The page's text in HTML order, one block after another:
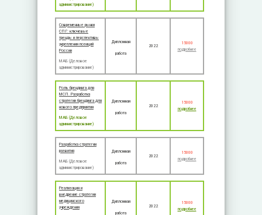
администрирование)
Современные рынки
СПГ: ключевые
тренды и перспективы
укрепления позиций
России
МАБ (Деловое
администрирование)
Дипломная
работа
2022
15000
подробнее
Роль брендинга для
МСП. Разработка
стратегии брендинга для
нового предприятия
МАБ (Деловое
администрирование)
Дипломная
работа
2022
15000
подробнее
Разработка стратегии
развития
МАБ (Деловое
администрирование)
Дипломная
работа
2022
15000
подробнее
Реализация и
внедрение стратегии
медицинского
учреждения
Дипломная
работа
2022
15000
подробнее